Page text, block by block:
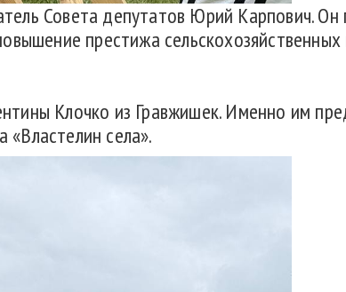
Совета депутатов Юрий Карпович. Он
престижа
Клочко из Гравжишек. Именно им
села».